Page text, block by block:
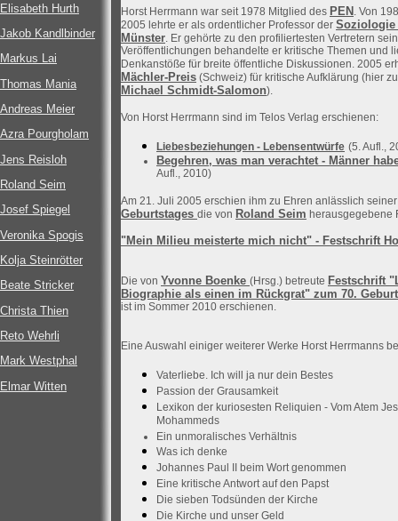
Elisabeth Hurth
Jakob Kandlbinder
Markus Lai
Thomas Mania
Andreas Meier
Azra Pourgholam
Jens Reisloh
Roland Seim
Josef Spiegel
Veronika Spogis
Kolja Steinrötter
Beate Stricker
Christa Thien
Reto Wehrli
Mark Westphal
Elmar Witten
Horst Herrmann war seit 1978 Mitglied des PEN . Von
2005 lehrte er als ordentlicher Professor der Soziologie
Münster. Er gehörte zu den profiliertesten Vertretern
Veröffentlichungen behandelte er kritische Themen und
Denkanstöße für breite öffentliche Diskussionen. 2005
Mächler-Preis (Schweiz) für kritische Aufklärung (hier
Michael Schmidt-Salomon).
Von Horst Herrmann sind im Telos Verlag erschienen:
Liebesbeziehungen - Lebensentwürfe (5. Aufl.,
Begehren, was man verachtet - Männer
Aufl., 2010)
Am 21. Juli 2005 erschien ihm zu Ehren anlässlich
Geburtstages die von Roland Seim herausgegebene
"Mein Milieu meisterte mich nicht" - Festschrift
Die von Yvonne Boenke (Hrsg.) betreute Festschrift
Biographie als einen im Rückgrat" zum 70.
ist im Sommer 2010 erschienen.
Eine Auswahl einiger weiterer Werke Horst Herrmanns
Vaterliebe. Ich will ja nur dein Bestes
Passion der Grausamkeit
Lexikon der kuriosesten Reliquien - Vom Atem
Mohammeds
Ein unmoralisches Verhältnis
Was ich denke
Johannes Paul II beim Wort genommen
Eine kritische Antwort auf den Papst
Die sieben Todsünden der Kirche
Die Kirche und unser Geld